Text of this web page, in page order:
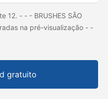
12. - - - BRUSHES SÃO
na pré-visualização - -
gratuito